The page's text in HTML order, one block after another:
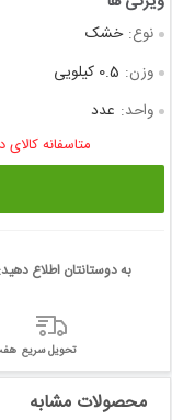
نوع: خشک
وزن: 0.5 کیلویی
واحد: عدد
متاسفانه
به دوستانتان اطلاع دهید:
تحویل سریع
محصولات مشابه